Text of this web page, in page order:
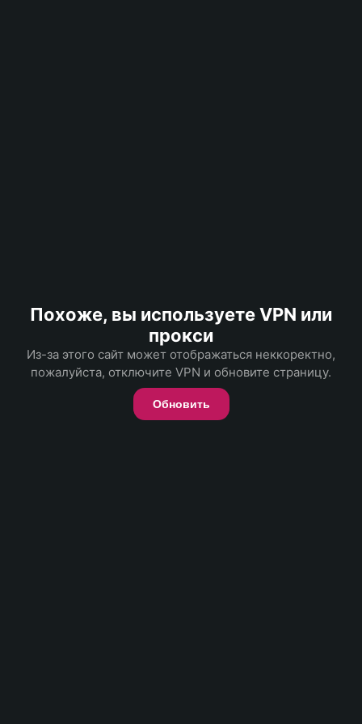
Похоже, вы используете VPN или
прокси
Из-за этого сайт может отображаться неккоректно,
пожалуйста, отключите VPN и обновите страницу.
Обновить